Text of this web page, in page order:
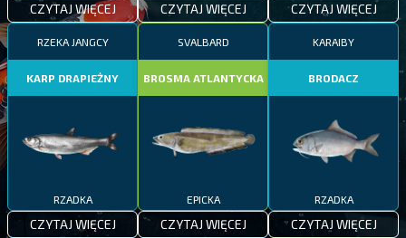
CZYTAJ WIĘCEJ CZYTAJ WIĘCEJ CZYTAJ WIĘCEJ
RZEKA JANGCY
KARP DRAPIEŻNY
RZADKA
CZYTAJ WIĘCEJ
SVALBARD
BROSMA ATLANTYCKA
EPICKA
CZYTAJ WIĘCEJ
KARAIBY
BRODACZ
RZADKA
CZYTAJ WIĘCEJ